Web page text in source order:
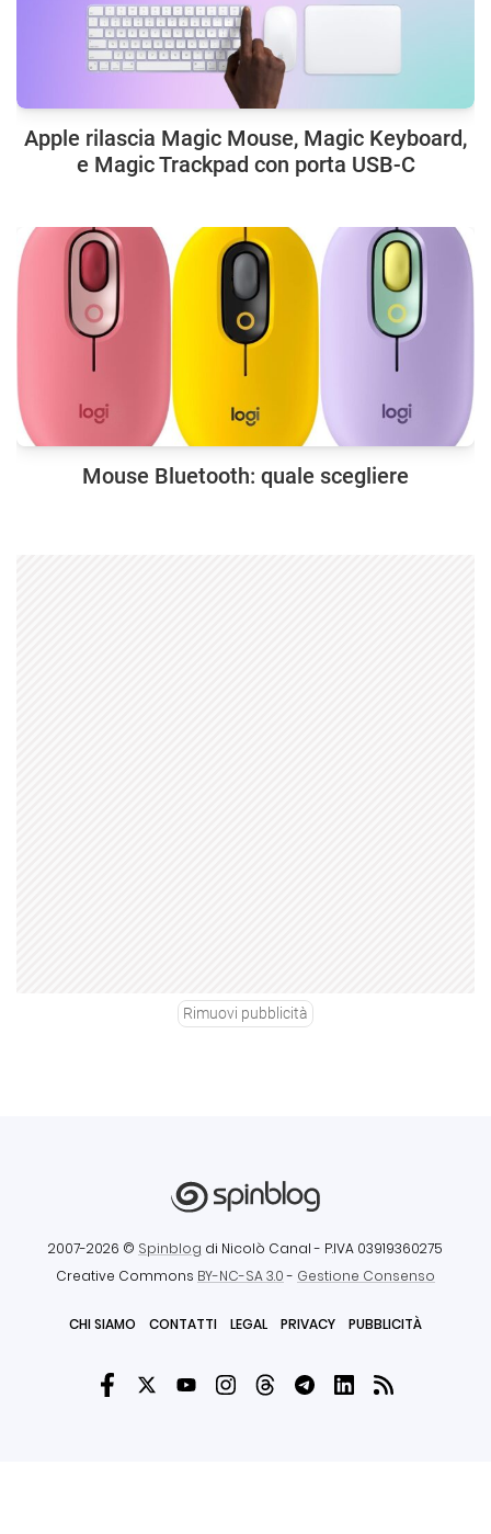
Apple rilascia Magic Mouse, Magic Keyboard,
e Magic Trackpad con porta USB-C
Mouse Bluetooth: quale scegliere
Rimuovi pubblicità
2007-2026 © Spinblog di Nicolò Canal - P.IVA 03919360275
Creative Commons BY-NC-SA 3.0- Gestione Consenso
CHI SIAMO CONTATTI LEGAL PRIVACY PUBBLICITÀ